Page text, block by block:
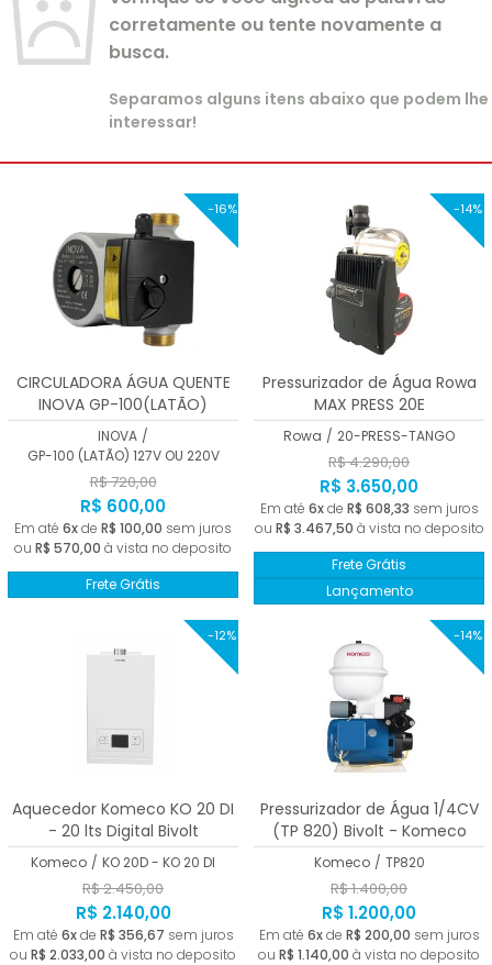
corretamente ou tente novamente a
busca.
Separamos alguns itens abaixo que podem lhe
interessar!
-16%
CIRCULADORA ÁGUA QUENTE
INOVA GP-100(LATÃO)
INOVA /
GP-100 (LATÃO) 127V OU 220V
R$ 720,00
R$ 600,00
Em até 6xde R$ 100,00 sem juros
ou R$ 570,00 à vista no deposito
Frete Grátis
-14%
Pressurizador de Água Rowa
MAX PRESS 20E
Rowa / 20-PRESS-TANGO
R$ 4.290,00
R$ 3.650,00
Em até 6xde R$ 608,33 sem juros
ou R$ 3.467,50 à vista no deposito
Frete Grátis
Lançamento
-12%
Aquecedor Komeco KO 20 DI
- 20 lts Digital Bivolt
Komeco / KO 20D - KO 20 DI
R$ 2.450,00
R$ 2.140,00
Em até 6xde R$ 356,67 sem juros
ou R$ 2.033,00 à vista no deposito
-14%
Pressurizador de Água 1/4CV
(TP 820) Bivolt - Komeco
Komeco / TP820
R$ 1.400,00
R$ 1.200,00
Em até 6xde R$ 200,00 sem juros
ou R$ 1.140,00 à vista no deposito